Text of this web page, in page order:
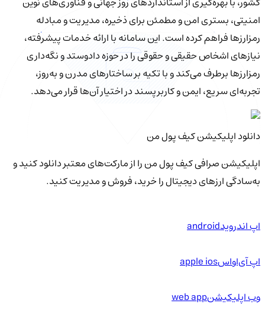
امنیتی، بستری امن و مطمئن برای ذخیره، مدیریت و مبادله
رمزارزها فراهم کرده است. این سامانه با ارائه خدمات پیشرفته،
نیازهای اشخاص حقیقی و حقوقی را در حوزه دادوستد و نگه‌داری
رمزارزها برطرف می‌کند و با تکیه بر ساختارهای مدرن و به‌روز،
تجربه‌ای سریع، ایمن و کاربرپسند در اختیار آن‌ها قرار می‌دهد.
دانلود اپلیکیشن کیف‌ پول من
اپلیکیشن صرافی کیف پول من را از مارکت‌های معتبر دانلود کنید و
به‌سادگی ارزهای دیجیتال را خرید، فروش و مدیریت کنید.
اپ اندرویدandroid
اپ آی‌او‌اسapple ios
وب اپلیکیشنweb app